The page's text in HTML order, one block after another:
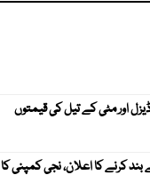
اور مٹی کے تیل کی قیمتوں
11 اگست سے بند کرنے کا اعلان، نجی کمپنی کا